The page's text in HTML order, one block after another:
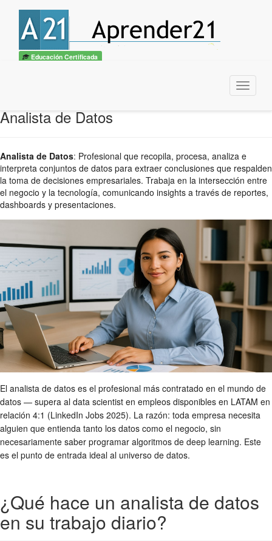
Educación Certificada
Menu
Analista de Datos
Analista de Datos: Profesional que recopila, procesa, analiza e
interpreta conjuntos de datos para extraer conclusiones que respalden
la toma de decisiones empresariales. Trabaja en la intersección entre
el negocio y la tecnología, comunicando insights a través de reportes,
dashboards y presentaciones.
El analista de datos es el profesional más contratado en el mundo de
datos — supera al data scientist en empleos disponibles en LATAM en
relación 4:1 (LinkedIn Jobs 2025). La razón: toda empresa necesita
alguien que entienda tanto los datos como el negocio, sin
necesariamente saber programar algoritmos de deep learning. Este
es el punto de entrada ideal al universo de datos.
¿Qué hace un analista de datos
en su trabajo diario?